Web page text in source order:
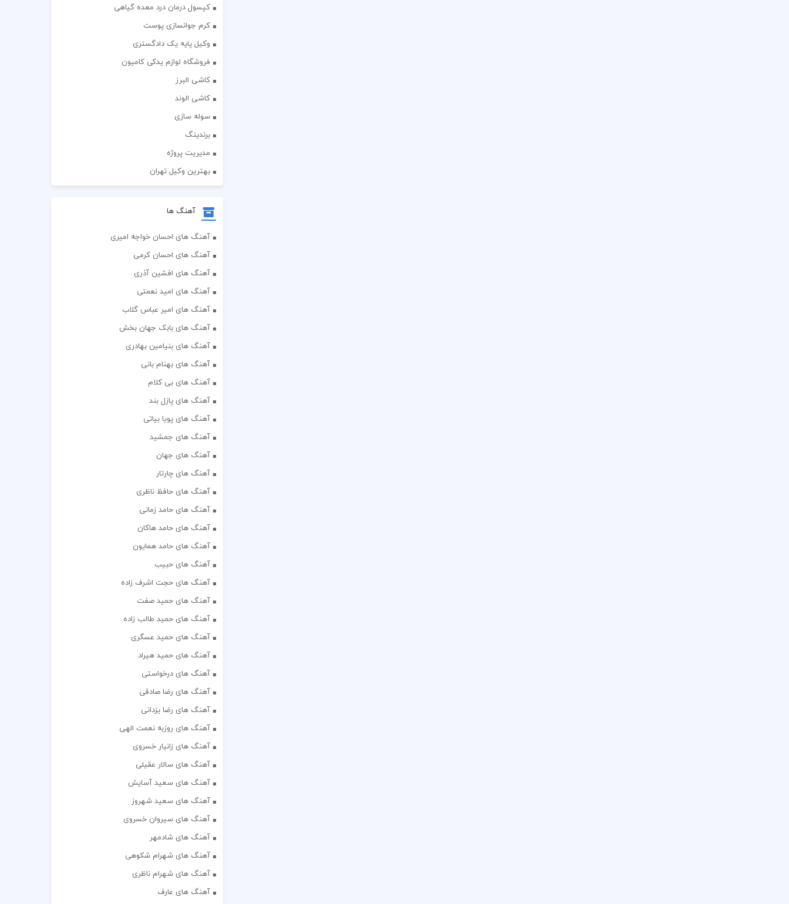
کپسول درمان درد معده گیاهی
کرم جوانسازی پوست
وکیل پایه یک دادگستری
فروشگاه لوازم یدکی کامیون
کاشی البرز
کاشی الوند
سوله سازی
برندینگ
مدیریت پروژه
بهترین وکیل تهران
آهنگ ها
آهنگ های احسان خواجه امیری
آهنگ های احسان کرمی
آهنگ های افشین آذری
آهنگ های امید نعمتی
آهنگ های امیر عباس گلاب
آهنگ های بابک جهان بخش
آهنگ های بنیامین بهادری
آهنگ های بهنام بانی
آهنگ های بی کلام
آهنگ های پازل بند
آهنگ های پویا بیاتی
آهنگ های جمشید
آهنگ های جهان
آهنگ های چارتار
آهنگ های حافظ ناظری
آهنگ های حامد زمانی
آهنگ های حامد هاکان
آهنگ های حامد همایون
آهنگ های حبیب
آهنگ های حجت اشرف زاده
آهنگ های حمید صفت
آهنگ های حمید طالب زاده
آهنگ های حمید عسگری
آهنگ های حمید هیراد
آهنگ های درخواستی
آهنگ های رضا صادقی
آهنگ های رضا یزدانی
آهنگ های روزبه نعمت الهی
آهنگ های زانیار خسروی
آهنگ های سالار عقیلی
آهنگ های سعید آسایش
آهنگ های سعید شهروز
آهنگ های سیروان خسروی
آهنگ های شادمهر
آهنگ های شهرام شکوهی
آهنگ های شهرام ناظری
آهنگ های عارف